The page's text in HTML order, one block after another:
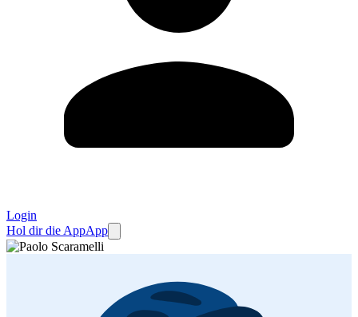
Login
Hol dir die AppApp